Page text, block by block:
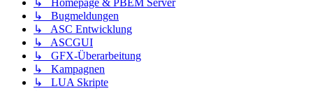
↳ Homepage & PBEM Server
↳ Bugmeldungen
↳ ASC Entwicklung
↳ ASCGUI
↳ GFX-Überarbeitung
↳ Kampagnen
↳ LUA Skripte